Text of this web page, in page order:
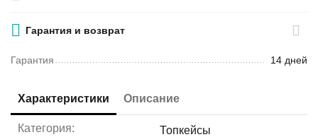
Гарантия и возврат
Гарантия 14 дней
Характеристики Описание
Категория: Топкейсы